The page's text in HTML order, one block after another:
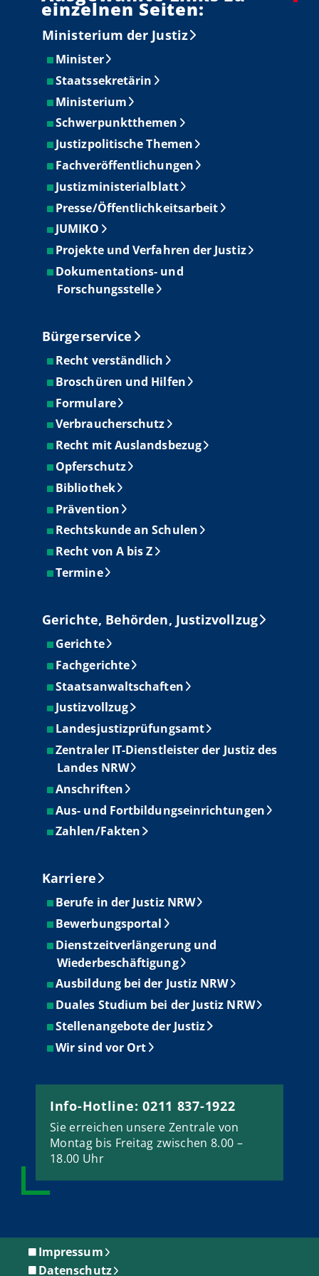
einzelnen Seiten:
Ministerium der Justiz
Minister
Staatssekretärin
Ministerium
Schwerpunktthemen
Justizpolitische Themen
Fachveröffentlichungen
Justizministerialblatt
Presse/Öffentlichkeitsarbeit
JUMIKO
Projekte und Verfahren der Justiz
Dokumentations- und
Forschungsstelle
Bürgerservice
Recht verständlich
Broschüren und Hilfen
Formulare
Verbraucherschutz
Recht mit Auslandsbezug
Opferschutz
Bibliothek
Prävention
Rechtskunde an Schulen
Recht von A bis Z
Termine
Gerichte, Behörden, Justizvollzug
Gerichte
Fachgerichte
Staatsanwaltschaften
Justizvollzug
Landesjustizprüfungsamt
Zentraler IT-Dienstleister der Justiz des
Landes NRW
Anschriften
Aus- und Fortbildungseinrichtungen
Zahlen/Fakten
Karriere
Berufe in der Justiz NRW
Bewerbungsportal
Dienstzeitverlängerung und
Wiederbeschäftigung
Ausbildung bei der Justiz NRW
Duales Studium bei der Justiz NRW
Stellenangebote der Justiz
Wir sind vor Ort
Info-Hotline: 0211 837-1922
Sie erreichen unsere Zentrale von
Montag bis Freitag zwischen 8.00 –
18.00 Uhr
Impressum
Datenschutz